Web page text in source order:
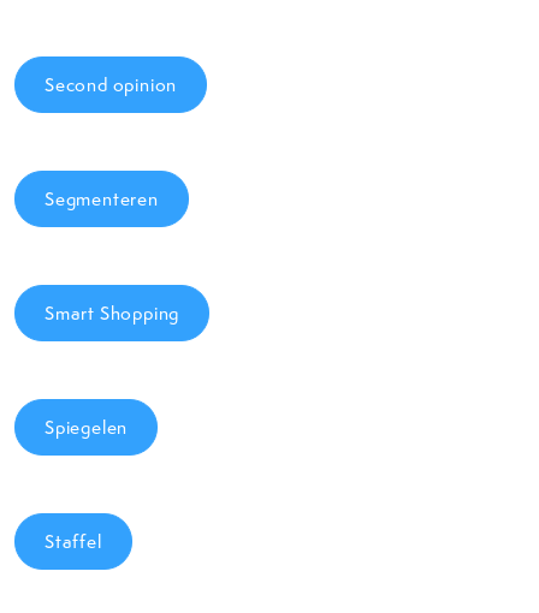
Second opinion
Segmenteren
Smart Shopping
Spiegelen
Staffel